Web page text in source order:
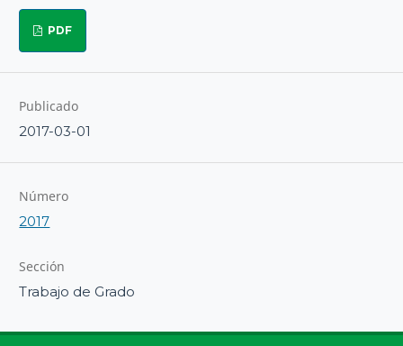
PDF
Publicado
2017-03-01
Número
2017
Sección
Trabajo de Grado